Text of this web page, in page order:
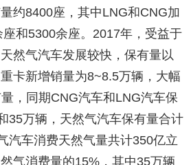
约8400座，其中LNG和CNG加
和5300余座。2017年，受益于
然气汽车发展较快，保有量以
卡新增销量为8~8.5万辆，大幅
，同期CNG汽车和LNG汽车保
35万辆，天然气汽车保有量合计
汽车消费天然气量共计350亿立
气消费量的15%，其中35万辆